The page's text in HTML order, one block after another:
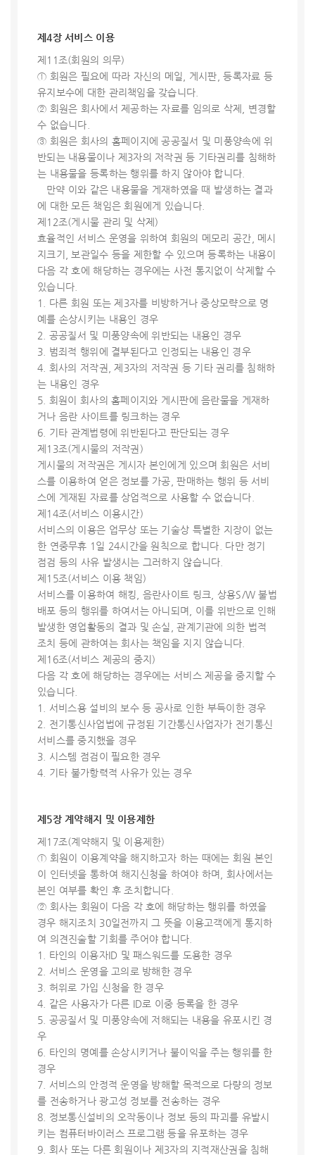
제4장 서비스 이용
제11조(회원의 의무)
① 회원은 필요에 따라 자신의 메일, 게시판, 등록자료 등
유지보수에 대한 관리책임을 갖습니다.
② 회원은 회사에서 제공하는 자료를 임의로 삭제, 변경할
수 없습니다.
③ 회원은 회사의 홈페이지에 공공질서 및 미풍양속에 위
반되는 내용물이나 제3자의 저작권 등 기타권리를 침해하
는 내용물을 등록하는 행위를 하지 않아야 합니다.
만약 이와 같은 내용물을 게재하였을 때 발생하는 결과
에 대한 모든 책임은 회원에게 있습니다.
제12조(게시물 관리 및 삭제)
효율적인 서비스 운영을 위하여 회원의 메모리 공간, 메시
지크기, 보관일수 등을 제한할 수 있으며 등록하는 내용이
다음 각 호에 해당하는 경우에는 사전 통지없이 삭제할 수
있습니다.
1. 다른 회원 또는 제3자를 비방하거나 중상모략으로 명
예를 손상시키는 내용인 경우
2. 공공질서 및 미풍양속에 위반되는 내용인 경우
3. 범죄적 행위에 결부된다고 인정되는 내용인 경우
4. 회사의 저작권, 제3자의 저작권 등 기타 권리를 침해하
는 내용인 경우
5. 회원이 회사의 홈페이지와 게시판에 음란물을 게재하
거나 음란 사이트를 링크하는 경우
6. 기타 관계법령에 위반된다고 판단되는 경우
제13조(게시물의 저작권)
게시물의 저작권은 게시자 본인에게 있으며 회원은 서비
스를 이용하여 얻은 정보를 가공, 판매하는 행위 등 서비
스에 게재된 자료를 상업적으로 사용할 수 없습니다.
제14조(서비스 이용시간)
서비스의 이용은 업무상 또는 기술상 특별한 지장이 없는
한 연중무휴 1일 24시간을 원칙으로 합니다. 다만 정기
점검 등의 사유 발생시는 그러하지 않습니다.
제15조(서비스 이용 책임)
서비스를 이용하여 해킹, 음란사이트 링크, 상용S/W 불법
배포 등의 행위를 하여서는 아니되며, 이를 위반으로 인해
발생한 영업활동의 결과 및 손실, 관계기관에 의한 법적
조치 등에 관하여는 회사는 책임을 지지 않습니다.
제16조(서비스 제공의 중지)
다음 각 호에 해당하는 경우에는 서비스 제공을 중지할 수
있습니다.
1. 서비스용 설비의 보수 등 공사로 인한 부득이한 경우
2. 전기통신사업법에 규정된 기간통신사업자가 전기통신
서비스를 중지했을 경우
3. 시스템 점검이 필요한 경우
4. 기타 불가항력적 사유가 있는 경우
제5장 계약해지 및 이용제한
제17조(계약해지 및 이용제한)
① 회원이 이용계약을 해지하고자 하는 때에는 회원 본인
이 인터넷을 통하여 해지신청을 하여야 하며, 회사에서는
본인 여부를 확인 후 조치합니다.
② 회사는 회원이 다음 각 호에 해당하는 행위를 하였을
경우 해지조치 30일전까지 그 뜻을 이용고객에게 통지하
여 의견진술할 기회를 주어야 합니다.
1. 타인의 이용자ID 및 패스워드를 도용한 경우
2. 서비스 운영을 고의로 방해한 경우
3. 허위로 가입 신청을 한 경우
4. 같은 사용자가 다른 ID로 이중 등록을 한 경우
5. 공공질서 및 미풍양속에 저해되는 내용을 유포시킨 경
우
6. 타인의 명예를 손상시키거나 불이익을 주는 행위를 한
경우
7. 서비스의 안정적 운영을 방해할 목적으로 다량의 정보
를 전송하거나 광고성 정보를 전송하는 경우
8. 정보통신설비의 오작동이나 정보 등의 파괴를 유발시
키는 컴퓨터바이러스 프로그램 등을 유포하는 경우
9. 회사 또는 다른 회원이나 제3자의 지적재산권을 침해